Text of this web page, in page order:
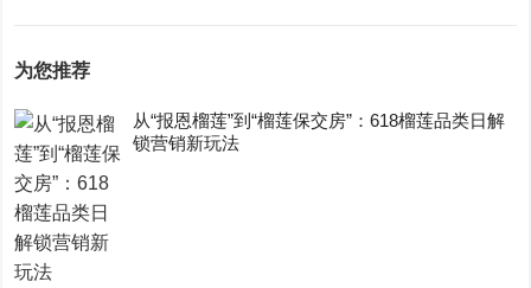
为您推荐
从“报恩榴莲”到“榴莲保交房”：618榴莲品类日解
锁营销新玩法